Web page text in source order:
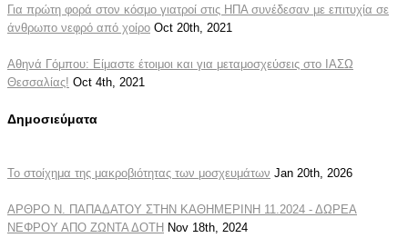
Για πρώτη φορά στον κόσμο γιατροί στις ΗΠΑ συνέδεσαν με επιτυχία σε
άνθρωπο νεφρό από χοίρο Oct 20th, 2021
Αθηνά Γόμπου: Είμαστε έτοιμοι και για μεταμοσχεύσεις στο ΙΑΣΩ
Θεσσαλίας! Oct 4th, 2021
Δημοσιεύματα
Το στοίχημα της μακροβιότητας των μοσχευμάτων Jan 20th, 2026
ΑΡΘΡΟ Ν. ΠΑΠΑΔΑΤΟΥ ΣΤΗΝ ΚΑΘΗΜΕΡΙΝΗ 11.2024 - ΔΩΡΕΑ
ΝΕΦΡΟΥ ΑΠΟ ΖΩΝΤΑ ΔΟΤΗ Nov 18th, 2024